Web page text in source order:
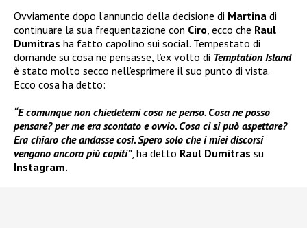
Ovviamente dopo l’annuncio della decisione di Martina di
continuare la sua frequentazione con Ciro, ecco che Raul
Dumitras ha fatto capolino sui social. Tempestato di
domande su cosa ne pensasse, l’ex volto di Temptation Island
è stato molto secco nell’esprimere il suo punto di vista.
Ecco cosa ha detto:
“E comunque non chiedetemi cosa ne penso. Cosa ne posso
pensare? per me era scontato e ovvio. Cosa ci si può aspettare?
Era chiaro che andasse così. Spero solo che i miei discorsi
vengano ancora più capiti”, ha detto Raul Dumitras su
Instagram.